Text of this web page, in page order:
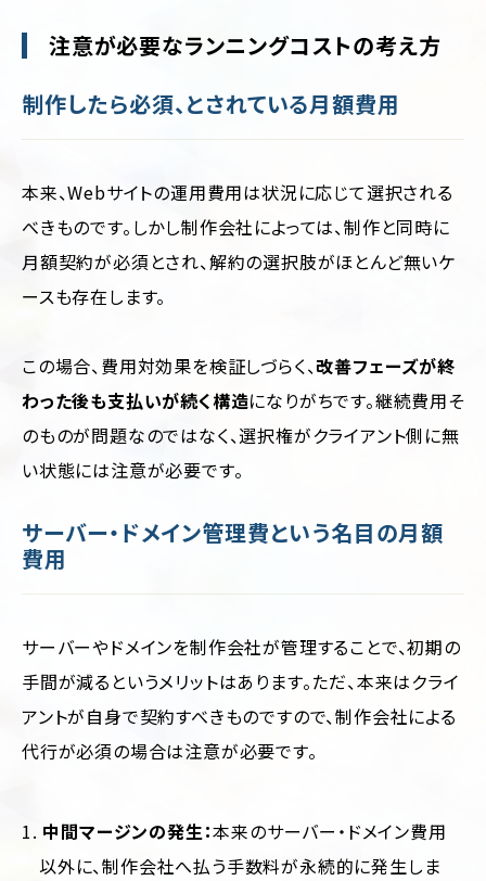
注意が必要なランニングコストの考え方
制作したら必須、とされている月額費用
本来、Webサイトの運用費用は状況に応じて選択される
べきものです。しかし制作会社によっては、制作と同時に
月額契約が必須とされ、解約の選択肢がほとんど無いケ
ースも存在します。
この場合、費用対効果を検証しづらく、改善フェーズが終
わった後も支払いが続く構造になりがちです。継続費用そ
のものが問題なのではなく、選択権がクライアント側に無
い状態には注意が必要です。
サーバー・ドメイン管理費という名目の月額
費用
サーバーやドメインを制作会社が管理することで、初期の
手間が減るというメリットはあります。ただ、本来はクライ
アントが自身で契約すべきものですので、制作会社による
代行が必須の場合は注意が必要です。
中間マージンの発生：本来のサーバー・ドメイン費用
以外に、制作会社へ払う手数料が永続的に発生しま